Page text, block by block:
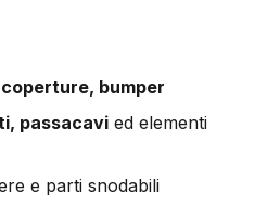
bumper
passacavi ed elementi
e parti snodabili